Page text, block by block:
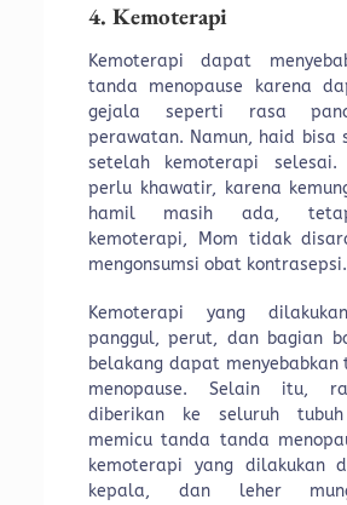
4. Kemoterapi
Kemoterapi dapat
tanda menopause karena
gejala seperti rasa
perawatan. Namun, haid bisa
setelah kemoterapi
perlu khawatir, karena
hamil masih ada,
kemoterapi, Mom tidak
mengonsumsi obat kontrasepsi.
Kemoterapi yang
panggul, perut, dan bagian
belakang dapat
menopause. Selain itu,
diberikan ke seluruh
memicu tanda tanda
kemoterapi yang dilakukan
kepala, dan leher